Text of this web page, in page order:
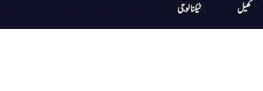
کھیل ٹیکنالوجی